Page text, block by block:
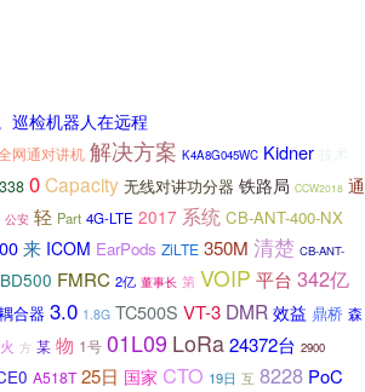
巡检机器人在远程
网通对讲机 解决方案 K4A8G045WC Kidner 技术
338 0Capacity 无线对讲功分器 铁路局 CCW2018 通
公安 轻 Part 4G-LTE 2017 系统 CB-ANT-400-NX
来 ICOM EarPods ZiLTE 350M 清楚 CB-ANT-
BD500 FMRC 2亿 董事长 第 VOIP 平台 342亿
合器 3.0 1.8G TC500S VT-3 DMR 效益 鼎桥 森
火 方 某 物 1号 01L09 LoRa24372台 2900
A518T 25日 国家 CTO 19日 互 8228 PoC